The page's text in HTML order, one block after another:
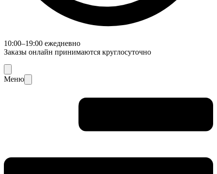
10:00–19:00 ежедневно
Заказы онлайн принимаются круглосуточно
Меню